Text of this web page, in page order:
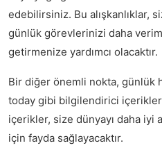
edebilirsiniz. Bu alışkanlıklar,
günlük görevlerinizi daha
getirmenize yardımcı olacaktır.
Bir diğer önemli nokta, günlük
today gibi bilgilendirici
içerikler, size dünyayı daha iyi
için fayda sağlayacaktır.